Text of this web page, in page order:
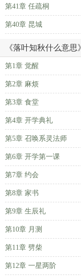
第41章 任疏桐
第40章 昆城
《落叶知秋什么意思
第1章 觉醒
第2章 麻烦
第3章 食堂
第4章 开学典礼
第5章 召唤系灵法师
第6章 开学第一课
第7章 约会
第8章 家书
第9章 生辰礼
第10章 月测
第11章 劈柴
第12章 一星两阶